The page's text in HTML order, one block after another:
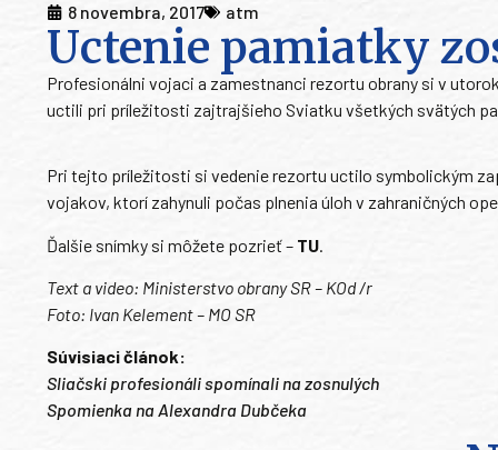
8 novembra, 2017 atm
Uctenie pamiatky
Profesionálni vojaci a zamestnanci rezortu obrany si v
uctili pri príležitosti zajtrajšieho Sviatku všetkých svätých
Pri tejto príležitosti si vedenie rezortu uctilo symbolickým
vojakov, ktorí zahynuli počas plnenia úloh v zahraničných
Ďalšie snímky si môžete pozrieť – TU
Text a video: Ministerstvo obrany SR – KOd /r
Foto: Ivan Kelement – MO SR
Súvisiaci článok:
Sliačski profesionáli spomínali na zosnulých
Spomienka na Alexandra Dubčeka